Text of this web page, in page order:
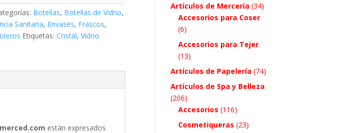
Botellas, Botellas de Vidrio,
Sanitaria, Envases, Frascos,
Etiquetas:Cristal,Vidrio
están expresados
Artículos de Mercería (34)
Accesorios para Coser
(6)
Accesorios para Tejer
(13)
Artículos de Papelería (74)
Artículos de Spa y Belleza
(206)
Accesorios (116)
Cosmetiqueras (23)